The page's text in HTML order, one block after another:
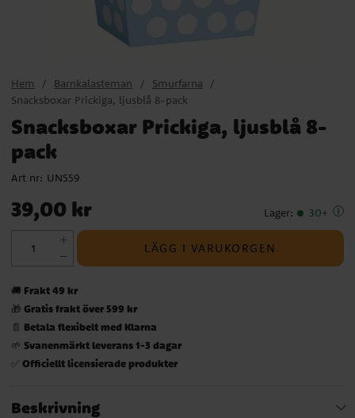
Hem Barnkalasteman
Smurfarna
Snacksboxar Prickiga, ljusblå 8-pack
Snacksboxar Prickiga, ljusblå 8-
pack
Art nr: UN559
Pris: 39,00 kr
39,00 kr Lager: 30+
LÄGG I VARUKORGEN
🚚 Frakt 49 kr
🎁 Gratis frakt över 599 kr
📄 Betala flexibelt med Klarna
🌱 Svanenmärkt leverans 1-3 dagar
✅ Officiellt licensierade produkter
Beskrivning